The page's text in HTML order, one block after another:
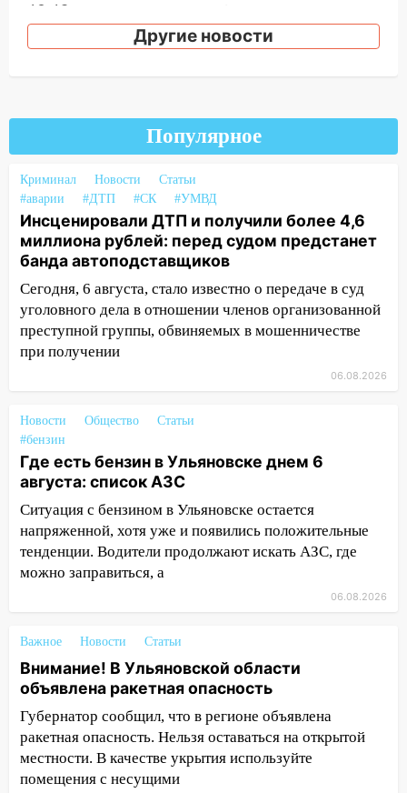
19:12
руководителя частной компании
наказали за сокрытие прошлого своего
17:08 Ульяновский областной суд
оставил в силе приговор руководству
«УльяновскФармации» за махинации на
3,2 млн рублей
16:09 Ветераны легкой атлетики из
Ульяновска успешно выступили на
Чемпионате России
16:02 В Ульяновской области убрали
более 28% площадей зерновых и
зернобобовых культур
Ульяновской области завели дело на
агрессивную женщину
15:47 На улице Радищева сбили
курьера: крупная авария в Ульяновске
15:15 Проводил до квартиры и ограбил:
новый кавалер женщины оказался
рецидивистом
В Ульяновске ограничат движение
передумать увольняться, если им
повысят зарплату
14:01
Инсценировали ДТП и получили
более 4,6 миллиона рублей: перед
судом предстанет банда
Другие новости
Популярное
Криминал Новости
Статьи
#аварии
#ДТП #СК #УМВД
Инсценировали ДТП и получили более 4,6
миллиона рублей: перед судом предстанет
банда автоподставщиков
Сегодня, 6 августа, стало известно о передаче в суд
уголовного дела в отношении членов организованной
преступной группы, обвиняемых в мошенничестве
при получении
06.08.2026
Новости Общество
Статьи
#бензин
Где есть бензин в Ульяновске днем 6
августа: список АЗС
Ситуация с бензином в Ульяновске остается
напряженной, хотя уже и появились положительные
тенденции. Водители продолжают искать АЗС, где
можно заправиться, а
06.08.2026
Важное Новости Статьи
Внимание! В Ульяновской области
объявлена ракетная опасность
Губернатор сообщил, что в регионе объявлена
ракетная опасность. Нельзя оставаться на открытой
местности. В качестве укрытия используйте
помещения с несущими